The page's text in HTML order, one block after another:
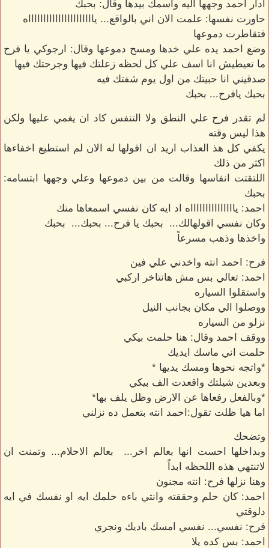
ادار احمد وجهها اليه واسمك بيدها وقال: بحبك
حاورت نفسها: علمت الان اني بالواقع... يااااااااااااااااااااااه
فتقاطرت دموعها
وضع احمد يده علي خدها ومسح دموعها وقال: ارجوكي يا فرح
ما تعيطيش انا اسف علي كل لحظه زعلتك فيها وجرحتك فيها
صدقيني انا حبيتك من اول يوم شفتك فيه
بحبك يافرح... بحبك
لم تقدر فرح علي النطق ولا التنفس كاد ان يغمي عليها ولكن
هذا ليس وقته
يكفي كل هذ العذاب اريد ان اقولها له الان لم استطيع اخفاءها
اكثر من ذلك
اللتقتت انفاسها وقالت من بين دموعها وعلي وجهها ابتسامه:
بحبك
احمد: ياااااااااااااااه اد ايه كان نفسي اسمعاها منك
وكان نفسي اقولهالك... بحبك يا فرح... بحبك... بحبك
واخذها وذهب مسرعاً
فرح: احمد انته واخدني علي فين
احمد: تعالي بس مش هانتاخر اركبي
واستقلوا السياره
ووصلوا الي مكان بجانب النيل
نزلو من السياره
ووقف احمد وقال: هنا حلمت بيكي
حلمت اني ماسك ايديك
*واتجه نحوها ومسك يديها *
وبعدين شيلتك واقعدت الف بيكي
*وبالفعل رفعاها عن الارض وظل يلف بها*
اما هيا ظلت تقول:احمد انته بتعمل ده نزلني
وتضحك
وبداخلها احست انها بعالم اخر... بعالم الاحلام... وتمنت ان
لاتنتهي هذه اللحظه ابداً
وهنا نزلها فرح: انته مجنون
احمد: كان حلم وحققته وانتي باءه حلمك ايه او نفسك في ايه
دلوقتي
فرح: نفسي... نفسي امسك باديك ونجري
احمد: بس كده يلا